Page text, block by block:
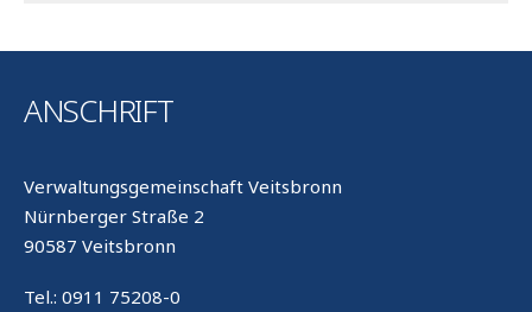
ANSCHRIFT
Verwaltungsgemeinschaft Veitsbronn
Nürnberger Straße 2
90587 Veitsbronn
Tel.: 0911 75208-0